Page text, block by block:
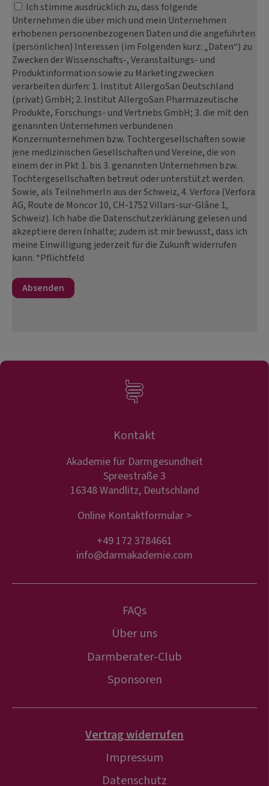
Ich stimme ausdrücklich zu, dass folgende
Unternehmen die über mich und mein Unternehmen
erhobenen personenbezogenen Daten und die angeführten
(persönlichen) Interessen (im Folgenden kurz: „Daten“) zu
Zwecken der Wissenschafts-, Veranstaltungs- und
Produktinformation sowie zu Marketingzwecken
verarbeiten dürfen: 1. Institut AllergoSan Deutschland
(privat) GmbH; 2. Institut AllergoSan Pharmazeutische
Produkte, Forschungs- und Vertriebs GmbH; 3. die mit den
genannten Unternehmen verbundenen
Konzernunternehmen bzw. Tochtergesellschaften sowie
jene medizinischen Gesellschaften und Vereine, die von
einem der in Pkt 1. bis 3. genannten Unternehmen bzw.
Tochtergesellschaften betreut oder unterstützt werden.
Sowie, als TeilnehmerIn aus der Schweiz, 4. Verfora (Verfora
AG, Route de Moncor 10, CH-1752 Villars-sur-Glâne 1,
Schweiz). Ich habe die Datenschutzerklärung gelesen und
akzeptiere deren Inhalte; zudem ist mir bewusst, dass ich
meine Einwilligung jederzeit für die Zukunft widerrufen
kann. *Pflichtfeld
Kontakt
Akademie für Darmgesundheit
Spreestraße 3
16348 Wandlitz, Deutschland
Online Kontaktformular >
+49 172 3784661
info@darmakademie.com
FAQs
Über uns
Darmberater-Club
Sponsoren
Vertrag widerrufen
Impressum
Datenschutz